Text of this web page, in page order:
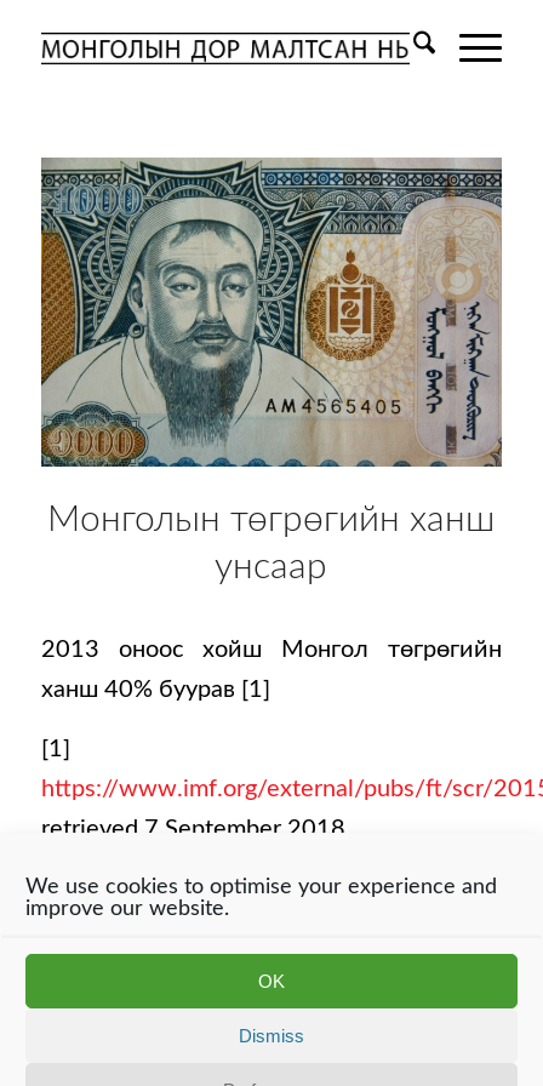
We use cookies to optimise your experience and
improve our website.
OK
Dismiss
Монголын төгрөгийн ханш
унсаар
2013 оноос хойш Монгол төгрөгийн
ханш 40% буурав [1]
[1]
https://www.imf.org/external/pubs/ft/scr/
retrieved 7 September 2018
Энэ сайт нь күүки ашигладаг. Хэрэв та энэ сайтыг үргэлжлүүлэн
ажиглавал бидний күүки ашиглахыг зөвшөөрч байна. Дэлгэрэнгүй